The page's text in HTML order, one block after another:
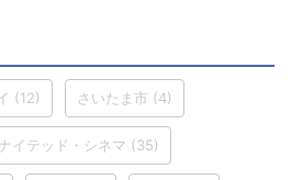
(12) さいたま市 (4)
イテッド・シネマ (35)